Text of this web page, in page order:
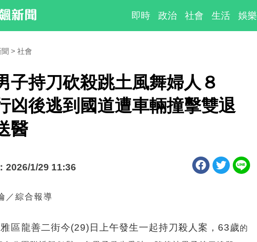
即時 政治 社會 生活 娛樂
社會
子持刀砍殺跳土風舞婦人８
後逃到國道遭車輛撞擊雙退
醫
2026/1/29 11:36
／綜合報導
區龍善二街今(29)日上午發生一起持刀殺人案，63歲的